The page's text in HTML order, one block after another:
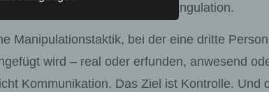
unsichtbare Jury. Das ist Triangulation.
Manipulationstaktik, bei der eine dritte
wird – real oder erfunden, anwesend
Kommunikation. Das Ziel ist Kontrolle. Und